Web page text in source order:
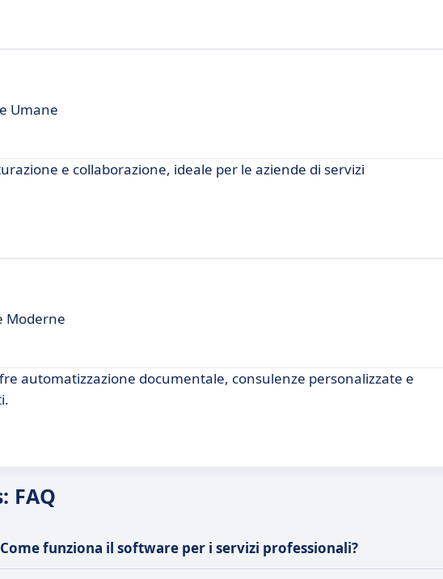
Umane
e collaborazione, ideale per le aziende di servizi
Moderne
automatizzazione documentale, consulenze personalizzate e
FAQ
Come funziona il software per i servizi professionali?